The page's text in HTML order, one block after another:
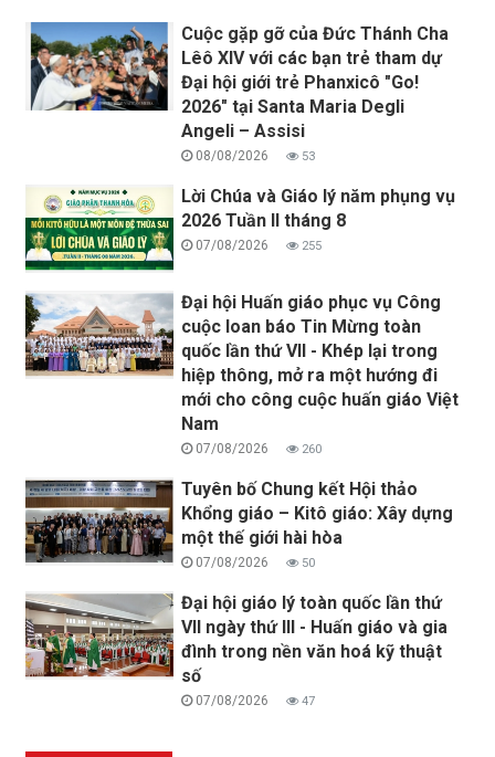
Cuộc gặp gỡ của Đức Thánh Cha
Lêô XIV với các bạn trẻ tham dự
Đại hội giới trẻ Phanxicô "Go!
2026" tại Santa Maria Degli
Angeli – Assisi
08/08/2026 53
Lời Chúa và Giáo lý năm phụng vụ
2026 Tuần II tháng 8
07/08/2026 255
Đại hội Huấn giáo phục vụ Công
cuộc loan báo Tin Mừng toàn
quốc lần thứ VII - Khép lại trong
hiệp thông, mở ra một hướng đi
mới cho công cuộc huấn giáo Việt
Nam
07/08/2026 260
Tuyên bố Chung kết Hội thảo
Khổng giáo – Kitô giáo: Xây dựng
một thế giới hài hòa
07/08/2026 50
Đại hội giáo lý toàn quốc lần thứ
VII ngày thứ III - Huấn giáo và gia
đình trong nền văn hoá kỹ thuật
số
07/08/2026 47